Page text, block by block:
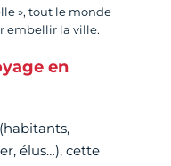
», tout le monde
embellir la ville.
en
élus…), cette